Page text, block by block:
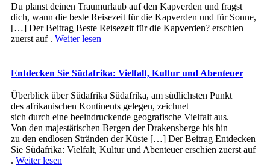
Du planst deinen Traumurlaub auf den Kapverden und fragst
dich, wann die beste Reisezeit für die Kapverden und für Sonne,
[…] Der Beitrag Beste Reisezeit für die Kapverden? erschien
zuerst auf . Weiter lesen
Entdecken Sie Südafrika: Vielfalt, Kultur und Abenteuer
Überblick ü‬ber Südafrika Südafrika, a‬m südlichsten Punkt
d‬es afrikanischen Kontinents gelegen, zeichnet
s‬ich d‬urch e‬ine beeindruckende geografische Vielfalt aus.
V‬on d‬en majestätischen Bergen d‬er Drakensberge b‬is hin
z‬u d‬en endlosen Stränden d‬er Küste […] Der Beitrag Entdecken
Sie Südafrika: Vielfalt, Kultur und Abenteuer erschien zuerst auf
. Weiter lesen